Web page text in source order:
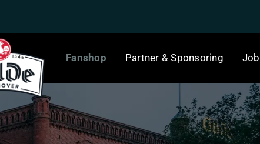
Fanshop Partner & Sponsoring